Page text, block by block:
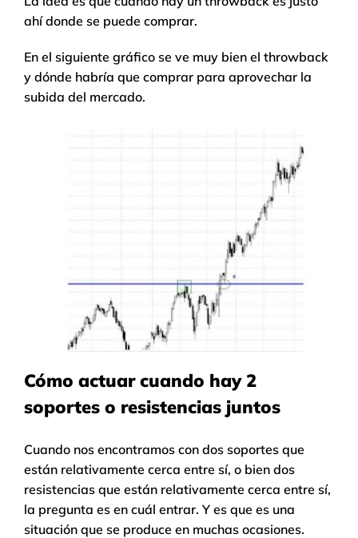
ahí donde se puede comprar.
En el siguiente gráfico se ve muy bien el throwback
y dónde habría que comprar para aprovechar la
subida del mercado.
Cómo actuar cuando hay 2
soportes o resistencias juntos
Cuando nos encontramos con dos soportes que
están relativamente cerca entre sí, o bien dos
resistencias que están relativamente cerca entre sí,
la pregunta es en cuál entrar. Y es que es una
situación que se produce en muchas ocasiones.